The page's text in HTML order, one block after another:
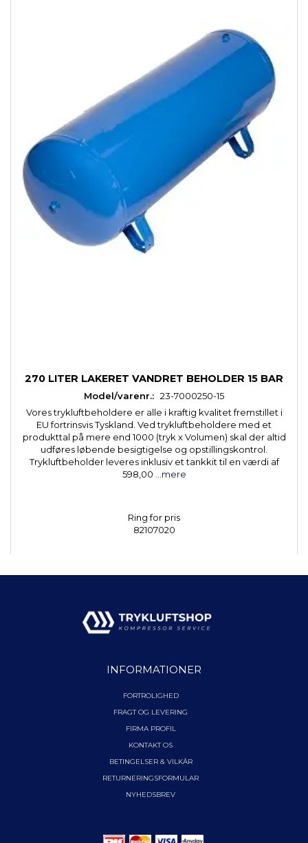
270 LITER LAKERET VANDRET BEHOLDER 15 BAR
Model/varenr.: 23-7000250-15
Vores trykluftbeholdere er alle i kraftig kvalitet fremstillet i
EU fortrinsvis Tyskland. Ved trykluftbeholdere med et
produkttal på mere end 1000 (tryk x Volumen) skal der altid
udføres løbende besigtigelse og opstillingskontrol.
Trykluftbeholder leveres inklusiv et tankkit til en værdi af
598,00
...mere
Ring for pris
82107020
INFORMATIONER
FORTROLIGHED
FRAGT OG LEVERING
FIRMA PROFIL
KONTAKT OS
BETINGELSER & VILKÅR
RETURNERINGSFORMULAR
NYHEDSBREV